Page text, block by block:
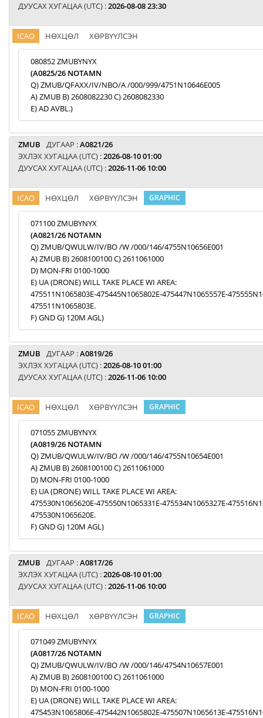
ДУУСАХ ХУГАЦАА (UTC) :2026-08-08 23:30
ICAO НӨХЦӨЛ ХӨРВҮҮЛСЭН
080852 ZMUBYNYX
(A0825/26 NOTAMN
Q) ZMUB/QFAXX/IV/NBO/A /000/999/4751N10646E005
A) ZMUB B) 2608082230 C) 2608082330
E) AD AVBL.)
ZMUB ДУГААР :A0821/26
ЭХЛЭХ ХУГАЦАА (UTC) :2026-08-10 01:00
ДУУСАХ ХУГАЦАА (UTC) :2026-11-06 10:00
ICAO НӨХЦӨЛ ХӨРВҮҮЛСЭН GRAPHIC
071100 ZMUBYNYX
(A0821/26 NOTAMN
Q) ZMUB/QWULW/IV/BO /W /000/146/4755N10656E001
A) ZMUB B) 2608100100 C) 2611061000
D) MON-FRI 0100-1000
E) UA (DRONE) WILL TAKE PLACE WI AREA:
475511N1065803E-475445N1065802E-475447N1065557E-
475511N1065803E.
F) GND G) 120M AGL)
ZMUB ДУГААР :A0819/26
ЭХЛЭХ ХУГАЦАА (UTC) :2026-08-10 01:00
ДУУСАХ ХУГАЦАА (UTC) :2026-11-06 10:00
ICAO НӨХЦӨЛ ХӨРВҮҮЛСЭН GRAPHIC
071055 ZMUBYNYX
(A0819/26 NOTAMN
Q) ZMUB/QWULW/IV/BO /W /000/146/4755N10654E001
A) ZMUB B) 2608100100 C) 2611061000
D) MON-FRI 0100-1000
E) UA (DRONE) WILL TAKE PLACE WI AREA:
475530N1065620E-475550N1065331E-475534N1065327E-
475530N1065620E.
F) GND G) 120M AGL)
ZMUB ДУГААР :A0817/26
ЭХЛЭХ ХУГАЦАА (UTC) :2026-08-10 01:00
ДУУСАХ ХУГАЦАА (UTC) :2026-11-06 10:00
ICAO НӨХЦӨЛ ХӨРВҮҮЛСЭН GRAPHIC
071049 ZMUBYNYX
(A0817/26 NOTAMN
Q) ZMUB/QWULW/IV/BO /W /000/146/4754N10657E001
A) ZMUB B) 2608100100 C) 2611061000
D) MON-FRI 0100-1000
E) UA (DRONE) WILL TAKE PLACE WI AREA:
475453N1065806E-475442N1065802E-475507N1065613E-